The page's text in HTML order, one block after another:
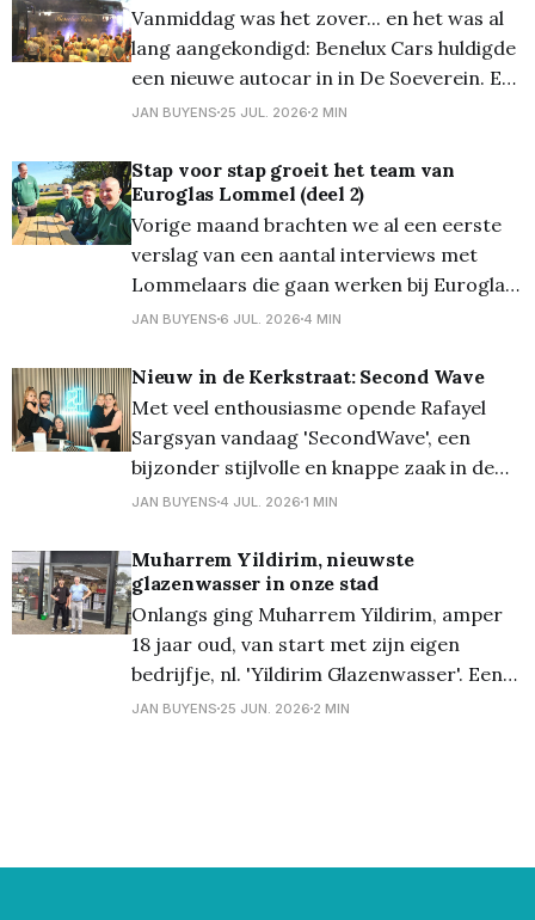
de vraag: "Waar gaat ons Lommel zand
naartoe?"
Vanmiddag was het zover... en het was al
lang aangekondigd: Benelux Cars huldigde
een nieuwe autocar in in De Soeverein. En
dat gebeurde in stijl, met veel volk én in
Met deze nieuwe luxe autocar wilt de
firma vooruitgaan, de toekomst
tegemoet, met nog meer
JAN BUYENS 25 JUL. 2026 2 MIN
Stap voor stap groeit het team van
Euroglas Lommel (deel 2)
Vorige maand brachten we al een eerste
verslag van een aantal interviews met
Lommelaars die gaan werken bij Euroglas
op de Balendijk. Lees deze interviews er
nog eens drie van deze enthousiaste
werknemers aan het woord. Als derde in
de rij kwamen
JAN BUYENS 6 JUL. 2026 4 MIN
Nieuw in de Kerkstraat: Second Wave
Met veel enthousiasme opende Rafayel
Sargsyan vandaag 'SecondWave', een
bijzonder stijlvolle en knappe zaak in de
Kerkstraat. Hij zal hierbij regelmatig
Shana Schildermans. Samen bouwen ze
aan een warme, klantgerichte zaak waar
persoonlijk contact centraal staat. Ook
hun drie dochters – Noémi, Manè en
JAN BUYENS 4 JUL. 2026 1 MIN
Muharrem Yildirim, nieuwste
glazenwasser in onze stad
Onlangs ging Muharrem Yildirim, amper
18 jaar oud, van start met zijn eigen
bedrijfje, nl. 'Yildirim Glazenwasser'. Een
hele onderneming voor zo een jong
JAN BUYENS 25 JUN. 2026 2 MIN